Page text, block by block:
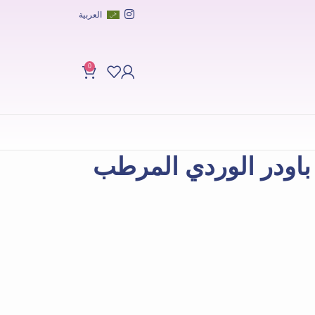
العربية
0
الوردي المرطب